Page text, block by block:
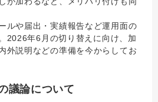
ルや届出・実績報告など運用面の
2026年6月の切り替えに向け、加
外説明などの準備を今からしてお
議論について